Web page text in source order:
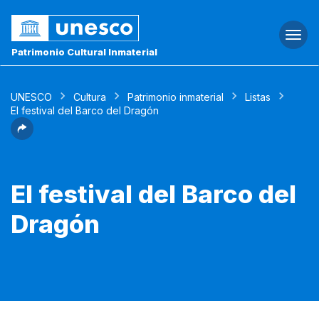
Patrimonio Cultural Inmaterial
UNESCO Cultura Patrimonio inmaterial
Listas
El festival del Barco del Dragón
El festival del Barco del
Dragón